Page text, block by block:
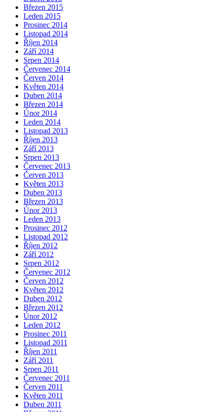
Březen 2015
Leden 2015
Prosinec 2014
Listopad 2014
Říjen 2014
Září 2014
Srpen 2014
Červenec 2014
Červen 2014
Květen 2014
Duben 2014
Březen 2014
Únor 2014
Leden 2014
Listopad 2013
Říjen 2013
Září 2013
Srpen 2013
Červenec 2013
Červen 2013
Květen 2013
Duben 2013
Březen 2013
Únor 2013
Leden 2013
Prosinec 2012
Listopad 2012
Říjen 2012
Září 2012
Srpen 2012
Červenec 2012
Červen 2012
Květen 2012
Duben 2012
Březen 2012
Únor 2012
Leden 2012
Prosinec 2011
Listopad 2011
Říjen 2011
Září 2011
Srpen 2011
Červenec 2011
Červen 2011
Květen 2011
Duben 2011